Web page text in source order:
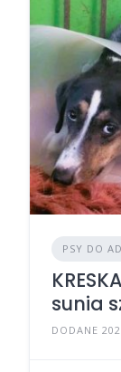
PSY DO
sunia
DODANE